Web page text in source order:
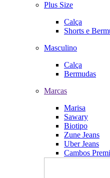
Plus Size
Calça
Shorts e
Masculino
Calça
Bermudas
Marcas
Marisa
Sawary
Biotipo
Zune Jeans
Uber Jeans
Cambos